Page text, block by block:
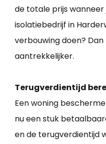
de totale prijs
isolatiebedrijf in
verbouwing doen?
aantrekkelijker.
Terugverdientijd
Een woning
nu een stuk
en de terugverdientijd